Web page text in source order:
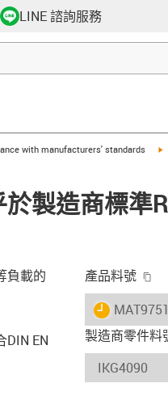
LINE 諮詢服務
with manufacturers' standards
製造商標準
負載的
DIN EN
產品料號
igus-icon-
製造商零件料